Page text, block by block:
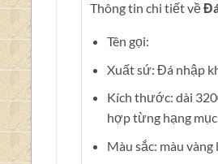
Thông tin chi tiết về
Tên gọi:
Xuất sứ: Đá nhập
Kích thước: dài
hợp từng hạng
Màu sắc: màu vàng